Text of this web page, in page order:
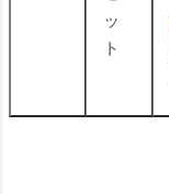
ッ
ト